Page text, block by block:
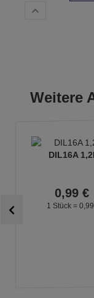
Weitere
DIL16A
0,99 €
1 Stück = 0, 99